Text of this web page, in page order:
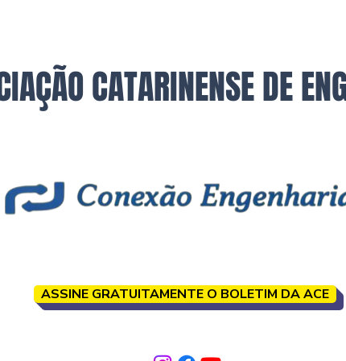
CATARINENSE DE
ASSINE GRATUITAMENTE O BOLETIM DA ACE